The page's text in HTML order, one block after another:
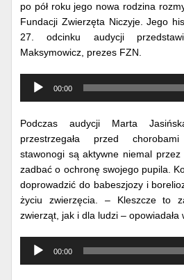
po pół roku jego nowa rodzina
Fundacji Zwierzęta Niczyje. Jego
27. odcinku audycji
Maksymowicz, prezes FZN.
Odtwarzacz
muzyki
00:00
Podczas audycji Marta
przestrzegała przed
stawonogi są aktywne niemal przez
zadbać o ochronę swojego pupila.
doprowadzić do babeszjozy i
życiu zwierzęcia. – Kleszcze to
zwierząt, jak i dla ludzi – opowiadała
Odtwarzacz
muzyki
00:00